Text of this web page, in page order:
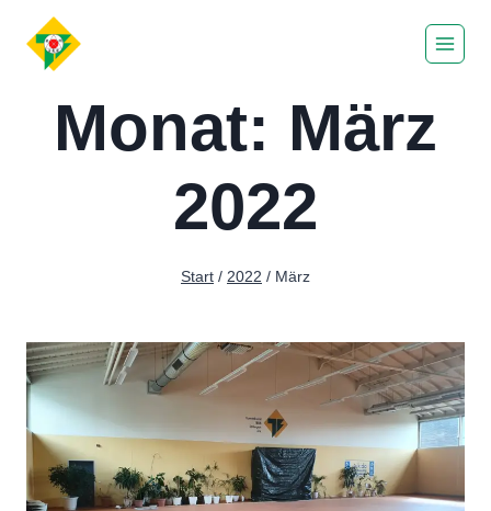
Inhalt
Monat: März
2022
Start / 2022 / März